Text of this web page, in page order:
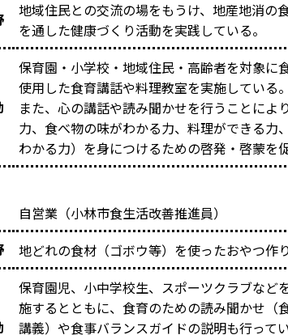
地域住民との交流の場をもうけ、地産地消の
を通した健康づくり活動を実践している。
保育園・小学校・地域住民・高齢者を対象に
使用した食育講話や料理教室を実施している。
また、心の講話や読み聞かせを行うことによ
力、食べ物の味がわかる力、料理ができる力
わかる力）を身につけるための啓発・啓蒙を
自営業（小林市食生活改善推進員）
地どれの食材（ゴボウ等）を使ったおやつ作
保育園児、小中学校生、スポーツクラブなど
施するとともに、食育のための読み聞かせ（
講義）や食事バランスガイドの説明も行ってい